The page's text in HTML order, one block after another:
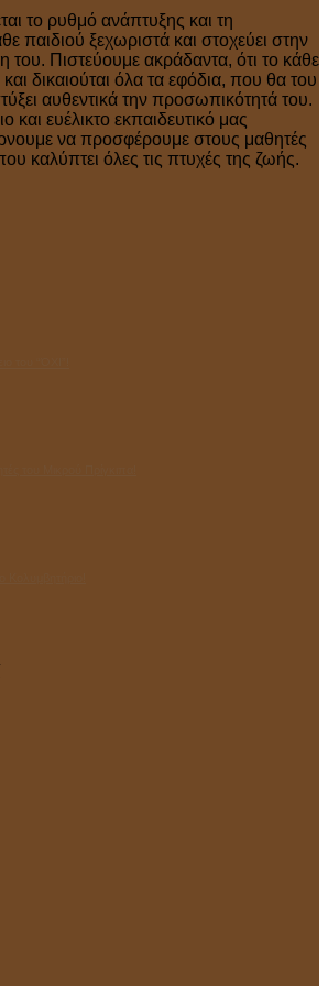
το ρυθμό ανάπτυξης και τη
παιδιού ξεχωριστά και στοχεύει στην
του. Πιστεύουμε ακράδαντα, ότι το κάθε
και δικαιούται όλα τα εφόδια, που θα του
αυθεντικά την προσωπικότητά του.
ευέλικτο εκπαιδευτικό μας
να προσφέρουμε στους μαθητές
καλύπτει όλες τις πτυχές της ζωής.